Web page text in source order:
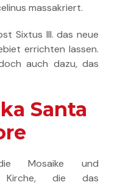
massakriert.
Sixtus III. das neue
errichten lassen.
auch dazu, das
Santa
Mosaike und
Kirche, die das